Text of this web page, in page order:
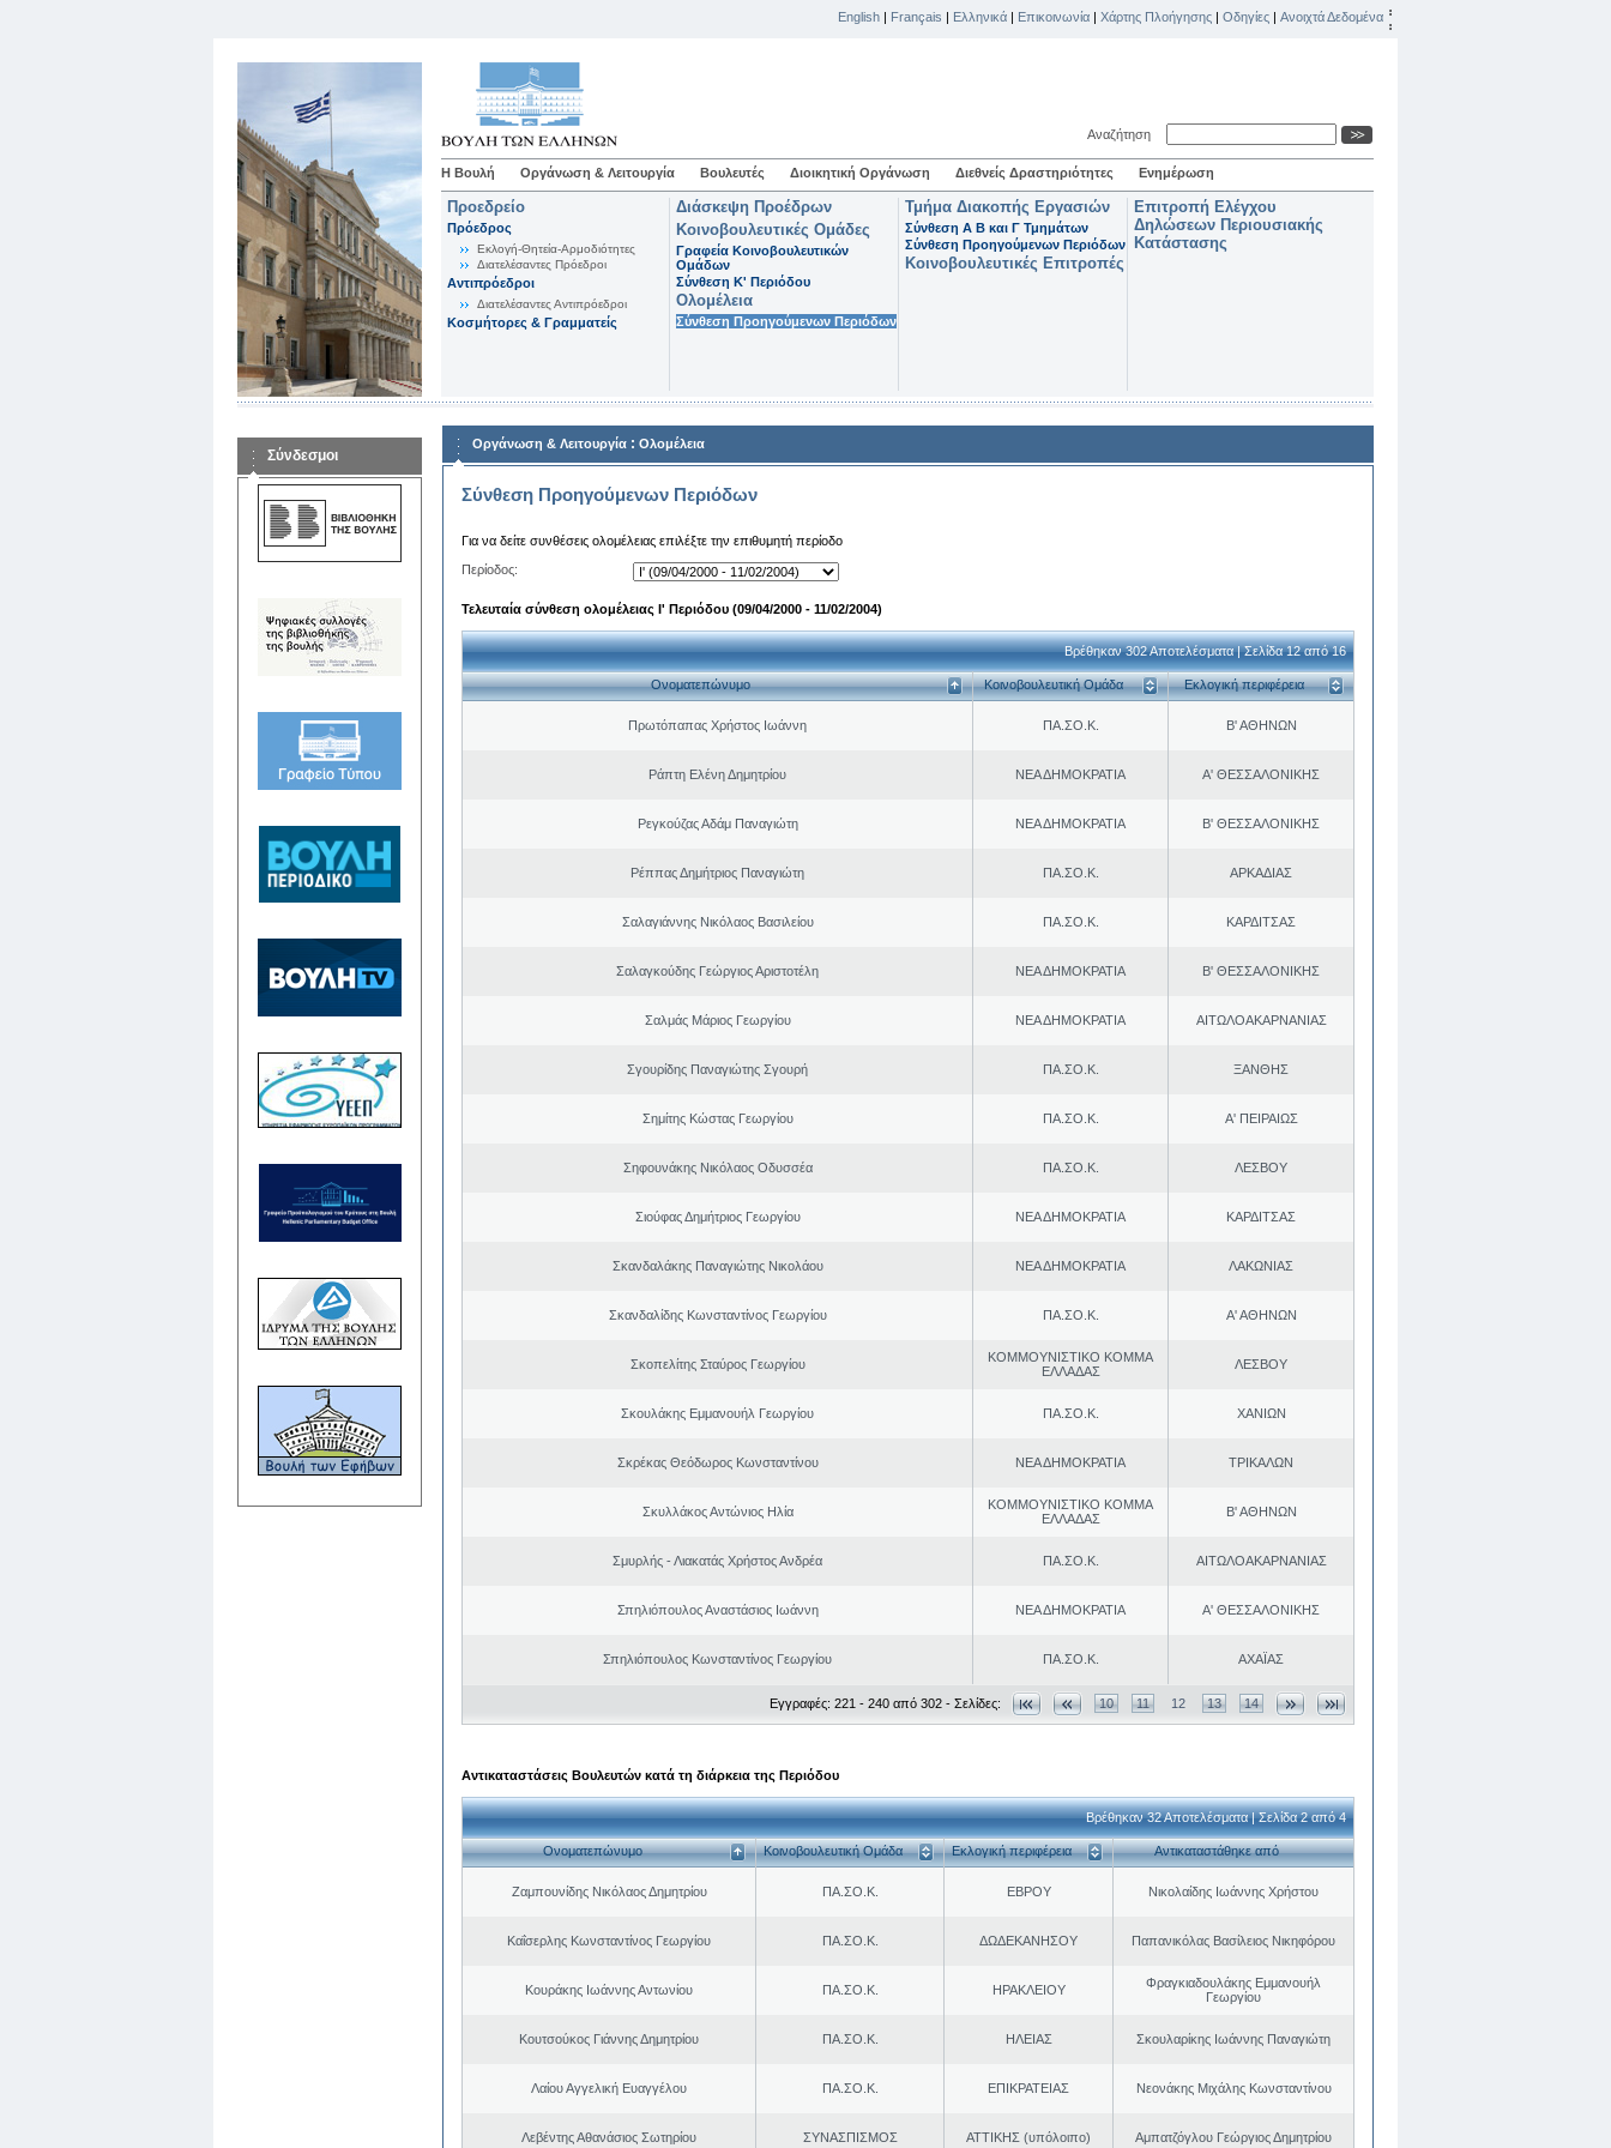
English | Français | Ελληνικά | Επικοινωνία | Χάρτης Πλοήγησης | Οδηγίες | Ανοιχτά Δεδομένα
Αναζήτηση
Η Βουλή Οργάνωση & Λειτουργία Βουλευτές Διοικητική Οργάνωση Διεθνείς Δραστηριότητες Ενημέρωση
Προεδρείο
Πρόεδρος
Εκλογή-Θητεία-Αρμοδιότητες
Διατελέσαντες Πρόεδροι
Αντιπρόεδροι
Διατελέσαντες Αντιπρόεδροι
Κοσμήτορες & Γραμματείς
Διάσκεψη Προέδρων
Κοινοβουλευτικές Ομάδες
Γραφεία Κοινοβουλευτικών
Ομάδων
Σύνθεση K' Περιόδου
Ολομέλεια
Σύνθεση Προηγούμενων Περιόδων
Τμήμα Διακοπής Εργασιών
Σύνθεση Α Β και Γ Τμημάτων
Σύνθεση Προηγούμενων Περιόδων
Κοινοβουλευτικές Επιτροπές
Επιτροπή Ελέγχου
Δηλώσεων Περιουσιακής
Κατάστασης
Σύνδεσμοι
Οργάνωση & Λειτουργία : Ολομέλεια
Σύνθεση Προηγούμενων Περιόδων
Για να δείτε συνθέσεις ολομέλειας επιλέξτε την επιθυμητή περίοδο
Περίοδος:
Τελευταία σύνθεση ολομέλειας Ι' Περιόδου (09/04/2000 - 11/02/2004)
Βρέθηκαν 302 Αποτελέσματα | Σελίδα 12 από 16
Ονοματεπώνυμο Κοινοβουλευτική Ομάδα Εκλογική περιφέρεια
Πρωτόπαπας Χρήστος Ιωάννη ΠΑ.ΣΟ.Κ. Β' ΑΘΗΝΩΝ
Ράπτη Ελένη Δημητρίου ΝΕΑ ΔΗΜΟΚΡΑΤΙΑ Α' ΘΕΣΣΑΛΟΝΙΚΗΣ
Ρεγκούζας Αδάμ Παναγιώτη ΝΕΑ ΔΗΜΟΚΡΑΤΙΑ Β' ΘΕΣΣΑΛΟΝΙΚΗΣ
Ρέππας Δημήτριος Παναγιώτη ΠΑ.ΣΟ.Κ. ΑΡΚΑΔΙΑΣ
Σαλαγιάννης Νικόλαος Βασιλείου ΠΑ.ΣΟ.Κ. ΚΑΡΔΙΤΣΑΣ
Σαλαγκούδης Γεώργιος Αριστοτέλη ΝΕΑ ΔΗΜΟΚΡΑΤΙΑ Β' ΘΕΣΣΑΛΟΝΙΚΗΣ
Σαλμάς Μάριος Γεωργίου ΝΕΑ ΔΗΜΟΚΡΑΤΙΑ ΑΙΤΩΛΟΑΚΑΡΝΑΝΙΑΣ
Σγουρίδης Παναγιώτης Σγουρή ΠΑ.ΣΟ.Κ. ΞΑΝΘΗΣ
Σημίτης Κώστας Γεωργίου ΠΑ.ΣΟ.Κ. Α' ΠΕΙΡΑΙΩΣ
Σηφουνάκης Νικόλαος Οδυσσέα ΠΑ.ΣΟ.Κ. ΛΕΣΒΟΥ
Σιούφας Δημήτριος Γεωργίου ΝΕΑ ΔΗΜΟΚΡΑΤΙΑ ΚΑΡΔΙΤΣΑΣ
Σκανδαλάκης Παναγιώτης Νικολάου ΝΕΑ ΔΗΜΟΚΡΑΤΙΑ ΛΑΚΩΝΙΑΣ
Σκανδαλίδης Κωνσταντίνος Γεωργίου ΠΑ.ΣΟ.Κ. Α' ΑΘΗΝΩΝ
Σκοπελίτης Σταύρος Γεωργίου
ΚΟΜΜΟΥΝΙΣΤΙΚΟ ΚΟΜΜΑ
ΕΛΛΑΔΑΣ
ΛΕΣΒΟΥ
Σκουλάκης Εμμανουήλ Γεωργίου ΠΑ.ΣΟ.Κ. ΧΑΝΙΩΝ
Σκρέκας Θεόδωρος Κωνσταντίνου ΝΕΑ ΔΗΜΟΚΡΑΤΙΑ ΤΡΙΚΑΛΩΝ
Σκυλλάκος Αντώνιος Ηλία
ΚΟΜΜΟΥΝΙΣΤΙΚΟ ΚΟΜΜΑ
ΕΛΛΑΔΑΣ
Β' ΑΘΗΝΩΝ
Σμυρλής - Λιακατάς Χρήστος Ανδρέα ΠΑ.ΣΟ.Κ. ΑΙΤΩΛΟΑΚΑΡΝΑΝΙΑΣ
Σπηλιόπουλος Αναστάσιος Ιωάννη ΝΕΑ ΔΗΜΟΚΡΑΤΙΑ Α' ΘΕΣΣΑΛΟΝΙΚΗΣ
Σπηλιόπουλος Κωνσταντίνος Γεωργίου ΠΑ.ΣΟ.Κ. ΑΧΑΪΑΣ
Εγγραφές: 221 - 240 από 302 - Σελίδες: 10 11 12 13 14
Αντικαταστάσεις Βουλευτών κατά τη διάρκεια της Περιόδου
Βρέθηκαν 32 Αποτελέσματα | Σελίδα 2 από 4
Ονοματεπώνυμο Κοινοβουλευτική Ομάδα Εκλογική περιφέρεια Αντικαταστάθηκε από
Ζαμπουνίδης Νικόλαος Δημητρίου ΠΑ.ΣΟ.Κ. ΕΒΡΟΥ Νικολαίδης Ιωάννης Χρήστου
Καΐσερλης Κωνσταντίνος Γεωργίου ΠΑ.ΣΟ.Κ. ΔΩΔΕΚΑΝΗΣΟΥ Παπανικόλας Βασίλειος Νικηφόρου
Κουράκης Ιωάννης Αντωνίου ΠΑ.ΣΟ.Κ. ΗΡΑΚΛΕΙΟΥ
Φραγκιαδουλάκης Εμμανουήλ
Γεωργίου
Κουτσούκος Γιάννης Δημητρίου ΠΑ.ΣΟ.Κ. ΗΛΕΙΑΣ Σκουλαρίκης Ιωάννης Παναγιώτη
Λαίου Αγγελική Ευαγγέλου ΠΑ.ΣΟ.Κ. ΕΠΙΚΡΑΤΕΙΑΣ Νεονάκης Μιχάλης Κωνσταντίνου
Λεβέντης Αθανάσιος Σωτηρίου ΣΥΝΑΣΠΙΣΜΟΣ ΑΤΤΙΚΗΣ (υπόλοιπο) Αμπατζόγλου Γεώργιος Δημητρίου